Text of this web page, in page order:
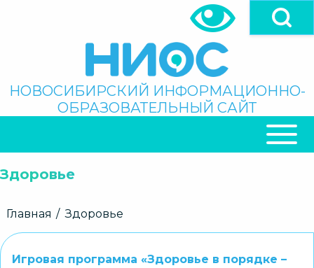
Поиск
НОВОСИБИРСКИЙ ИНФОРМАЦИОННО-
ОБРАЗОВАТЕЛЬНЫЙ САЙТ
НАВИГАЦИЯ
Здоровье
Строка
Главная Здоровье
Игровая программа «Здоровье в порядке –